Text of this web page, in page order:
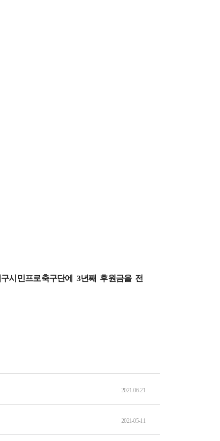
시민프로축구단에 3년째 후원금을 전
2021-06-21
2021-05-11